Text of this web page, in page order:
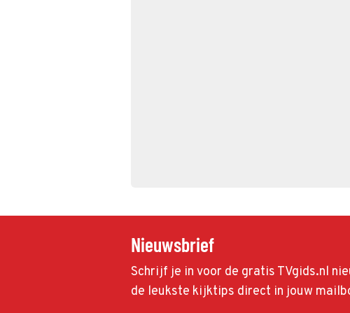
Nieuwsbrief
Schrijf je in voor de gratis TVgids.nl
de leukste kijktips direct in jouw